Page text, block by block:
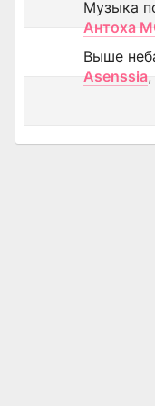
Музыка
Антоха
Выше
Asenssia,